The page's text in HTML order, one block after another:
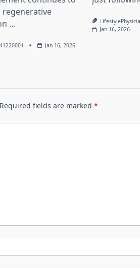
regenerative
...
Jan 16, 2026
Jan 16, 2026
Required fields are marked *